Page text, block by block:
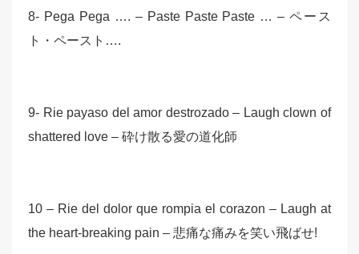
8- Pega Pega …. – Paste Paste Paste … – ペース
ト・ペースト….
9- Rie payaso del amor destrozado – Laugh clown of
shattered love – 砕け散る愛の道化師
10 – Rie del dolor que rompia el corazon – Laugh at
the heart-breaking pain – 悲痛な痛みを笑い飛ばせ!